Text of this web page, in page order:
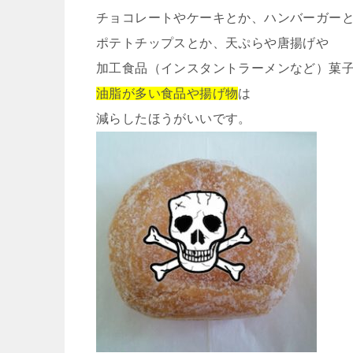
チョコレートやケーキとか、ハンバーガー
ポテトチップスとか、天ぷらや唐揚げや
加工食品（インスタントラーメンなど）菓
油脂が多い食品や揚げ物は
減らしたほうがいいです。